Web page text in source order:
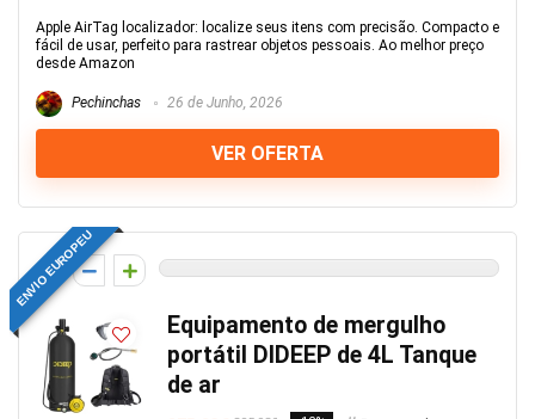
Apple AirTag localizador: localize seus itens com precisão. Compacto e
fácil de usar, perfeito para rastrear objetos pessoais. Ao melhor preço
desde Amazon
Pechinchas 26 de Junho, 2026
VER OFERTA
ENVIO EUROPEU
0
Equipamento de mergulho
portátil DIDEEP de 4L Tanque
de ar